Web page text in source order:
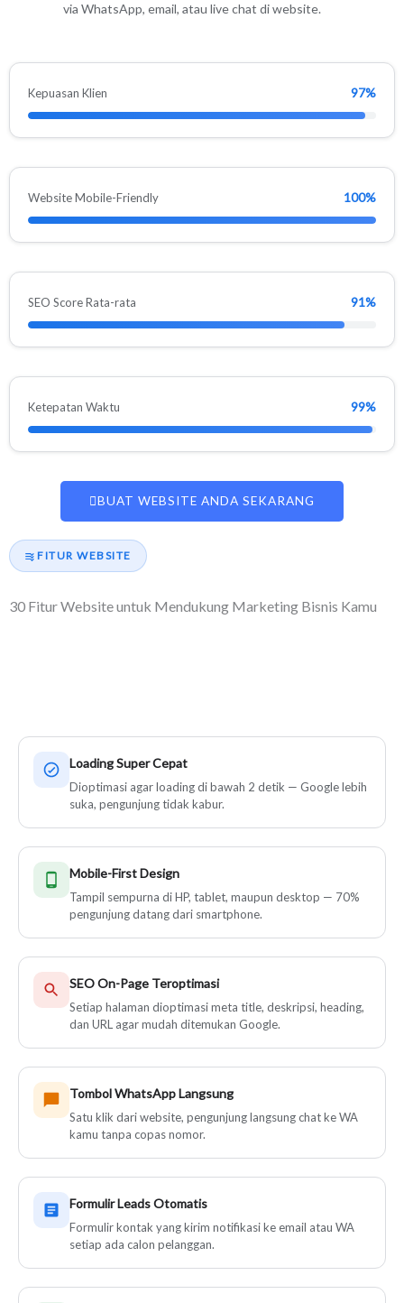
via WhatsApp, email, atau live chat di website.
Kepuasan Klien 97%
Website Mobile-Friendly 100%
SEO Score Rata-rata 91%
Ketepatan Waktu 99%
BUAT WEBSITE ANDA SEKARANG
FITUR WEBSITE
30 Fitur Website untuk Mendukung Marketing Bisnis Kamu
Loading Super Cepat
Dioptimasi agar loading di bawah 2 detik — Google lebih
suka, pengunjung tidak kabur.
Mobile-First Design
Tampil sempurna di HP, tablet, maupun desktop — 70%
pengunjung datang dari smartphone.
SEO On-Page Teroptimasi
Setiap halaman dioptimasi meta title, deskripsi, heading,
dan URL agar mudah ditemukan Google.
Tombol WhatsApp Langsung
Satu klik dari website, pengunjung langsung chat ke WA
kamu tanpa copas nomor.
Formulir Leads Otomatis
Formulir kontak yang kirim notifikasi ke email atau WA
setiap ada calon pelanggan.